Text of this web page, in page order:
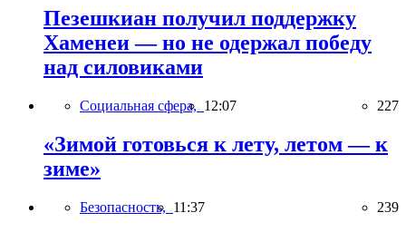
Пезешкиан получил поддержку
Хаменеи — но не одержал победу
над силовиками
Социальная сфера, 12:07 227
«Зимой готовься к лету, летом — к
зиме»
Безопасность, 11:37 239